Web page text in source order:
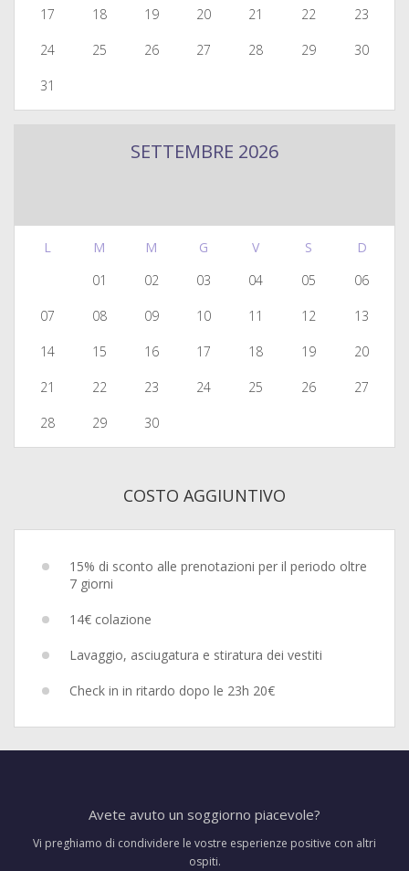
17 18 19 20 21 22 23
24 25 26 27 28 29 30
31
SETTEMBRE 2026
L M M G V S
D
01
02 03 04 05 06
07 08 09 10 11 12 13
14 15 16 17 18 19 20
21 22 23 24 25 26 27
28 29 30
COSTO AGGIUNTIVO
15% di sconto alle prenotazioni per il periodo oltre
7 giorni
14€ colazione
Lavaggio, asciugatura e stiratura dei vestiti
Check in in ritardo dopo le 23h 20€
Avete avuto un soggiorno piacevole?
Vi preghiamo di condividere le vostre esperienze positive con altri
ospiti.